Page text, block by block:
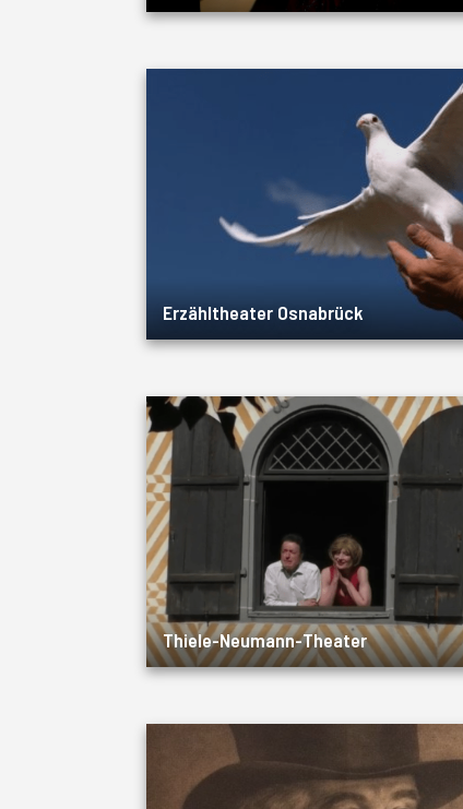
Erzähltheater Osnabrück
Thiele-Neumann-Theater